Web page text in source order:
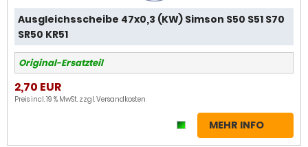
Ausgleichsscheibe 47x0,3 (KW) Simson S50 S51 S70
SR50 KR51
Original-Ersatzteil
2,70 EUR
Preis incl. 19 % MwSt. zzgl.Versandkosten
MEHR INFO